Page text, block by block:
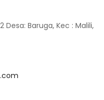
Desa: Baruga, Kec : Malili,